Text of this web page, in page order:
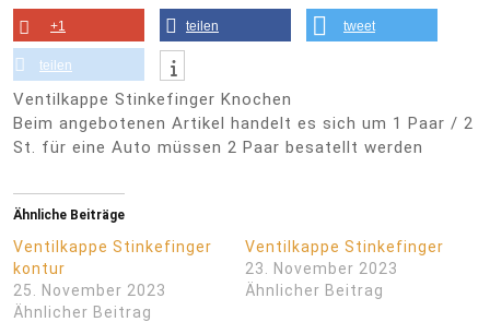
+1 teilen tweet
teilen
Ventilkappe Stinkefinger Knochen
Beim angebotenen Artikel handelt es sich um 1 Paar / 2
St. für eine Auto müssen 2 Paar besatellt werden
Ähnliche Beiträge
Ventilkappe Stinkefinger
kontur
25. November 2023
Ähnlicher Beitrag
Ventilkappe Stinkefinger
23. November 2023
Ähnlicher Beitrag